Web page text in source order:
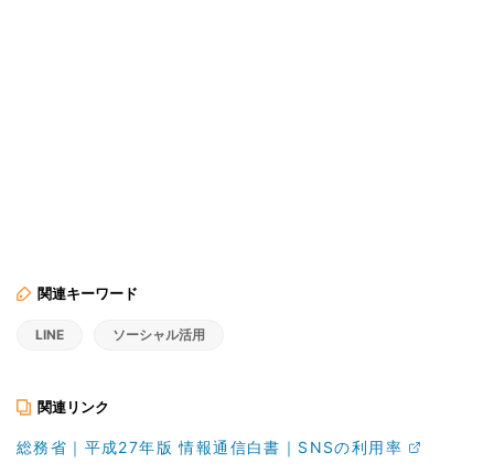
関連キーワード
LINE ソーシャル活用
関連リンク
総務省｜平成27年版 情報通信白書｜SNSの利用率